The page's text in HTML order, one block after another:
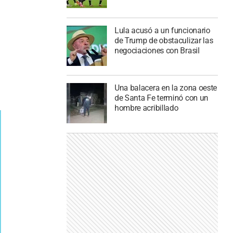
Lula acusó a un funcionario
de Trump de obstaculizar las
negociaciones con Brasil
Una balacera en la zona oeste
de Santa Fe terminó con un
hombre acribillado